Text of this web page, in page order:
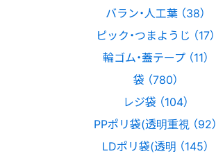
バラン・人工葉 （38）
ピック・つまようじ （17）
輪ゴム・蓋テープ （11）
袋 （780）
レジ袋 （104）
PPポリ袋(透明重視 （92）
LDポリ袋(透明 （145）